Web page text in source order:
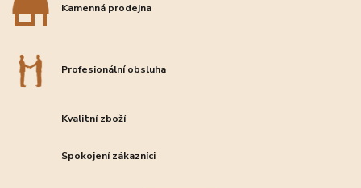
Kamenná prodejna
Profesionální obsluha
Kvalitní zboží
Spokojení zákazníci